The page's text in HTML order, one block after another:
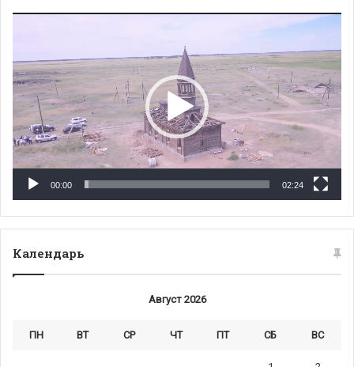
00:00 02:24
Календарь
Август 2026
ПН ВТ СР ЧТ ПТ СБ ВС